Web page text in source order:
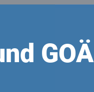
GOÄ